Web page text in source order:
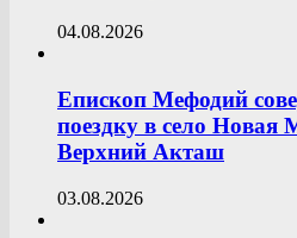
04.08.2026
Епископ Мефодий
поездку в село Новая
Верхний Акташ
03.08.2026